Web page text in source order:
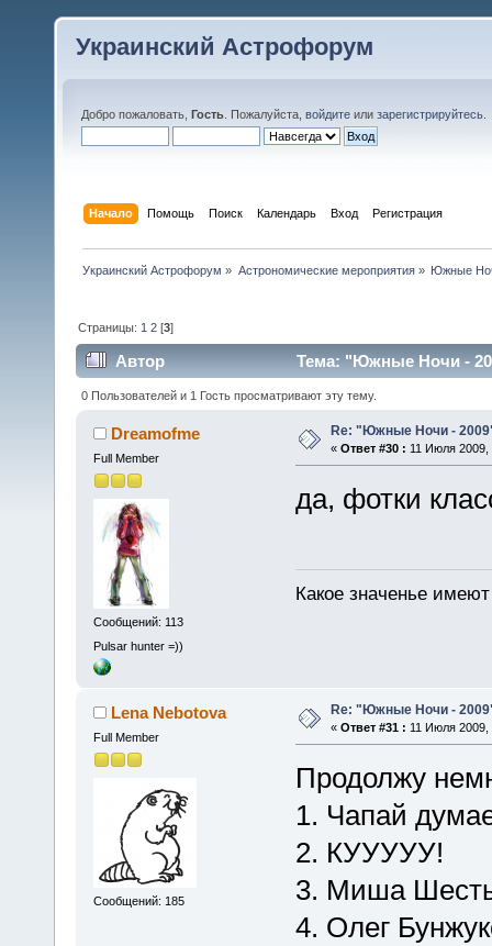
Украинский Астрофорум
Добро пожаловать, Гость . Пожалуйста, войдите или зарегистрируйтесь
Начало Помощь Поиск Календарь Вход Регистрация
Украинский Астрофорум » Астрономические мероприятия» Южные
Страницы: 1 2 [3]
Автор Тема: "Южные Ночи -
0 Пользователей и 1 Гость просматривают эту тему.
Dreamofme
Full Member
Сообщений: 113
Pulsar hunter =))
Re: "Южные Ночи -
« Ответ #30 : 11 Июля 2009,
да, фотки
Какое значенье
Lena Nebotova
Full Member
Сообщений: 185
Re: "Южные Ночи -
« Ответ #31 : 11 Июля 2009,
Продолжу
1. Чапай
2. КУУУУУ!
3. Миша
4. Олег